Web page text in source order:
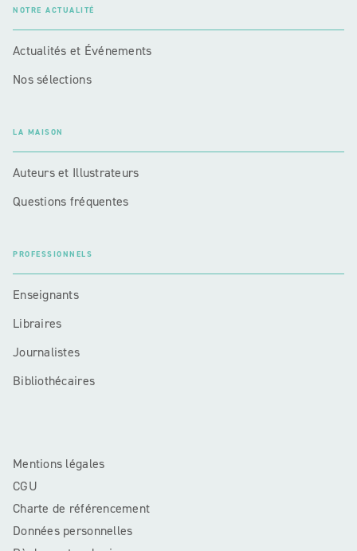
NOTRE ACTUALITÉ
Actualités et Événements
Nos sélections
LA MAISON
Auteurs et Illustrateurs
Questions fréquentes
PROFESSIONNELS
Enseignants
Libraires
Journalistes
Bibliothécaires
Mentions légales
CGU
Charte de référencement
Données personnelles